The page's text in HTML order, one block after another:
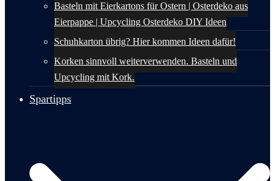
Basteln mit Eierkartons für Ostern | Osterdeko aus
Eierpappe | Upcycling Osterdeko DIY Ideen
Schuhkarton übrig? Hier kommen Ideen dafür!
Korken sinnvoll weiterverwenden. Basteln und
Upcycling mit Kork.
Spartipps